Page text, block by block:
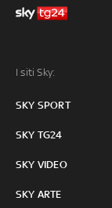
I siti Sky:
SKY SPORT
SKY TG24
SKY VIDEO
SKY ARTE